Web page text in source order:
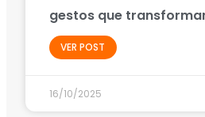
gestos que
VER POST
16/10/2025